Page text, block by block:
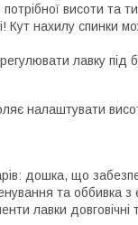
висоти та
нахилу спинки
лавку під
налаштувати
дошка, що
та оббивка
лавки довговічні